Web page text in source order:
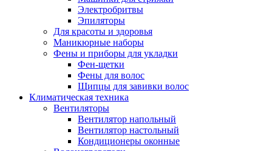
Электробритвы
Эпиляторы
Для красоты и здоровья
Маникюрные наборы
Фены и приборы для укладки
Фен-щетки
Фены для волос
Щипцы для завивки волос
Климатическая техника
Вентиляторы
Вентилятор напольный
Вентилятор настольный
Кондиционеры оконные